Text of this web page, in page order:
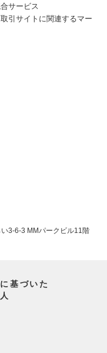
サービス
引サイトに関連するマー
3-6-3 MMパークビル11階
基づいた